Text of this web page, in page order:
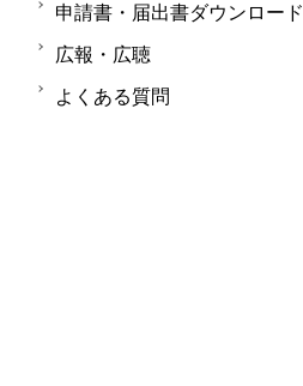
申請書・届出書ダウンロード
広報・広聴
よくある質問